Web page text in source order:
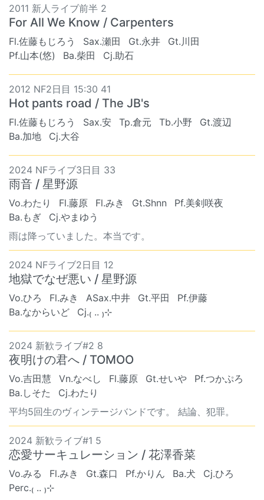
2011 新人ライブ前半 2
For All We Know / Carpenters
Fl.佐藤もじろう Sax.瀬田 Gt.永井
Gt.川田
Pf.山本(悠)
Ba.柴田 Cj.助石
2012 NF2日目 15:30 41
Hot pants road / The JB's
Fl.佐藤もじろう Sax.安 Tp.倉元 Tb.小野
Gt.渡辺
Ba.加地
Cj.大谷
2024 NFライブ3日目 33
雨音 / 星野源
Vo.わたり Fl.藤原 Fl.みき Gt.Shnn
Pf.美剣咲夜
Ba.もぎ
Cj.やまゆう
雨は降っていました。本当です。
2024 NFライブ2日目 12
地獄でなぜ悪い / 星野源
Vo.ひろ Fl.みき ASax.中井 Gt.平田
Pf.伊藤
Ba.なからいど
Cj.₍ .. ₎⊹
2024 新歓ライブ#2 8
夜明けの君へ / TOMOO
Vo.吉田慧 Vn.なべし Fl.藤原 Gt.せいや
Pf.つかぷろ
Ba.しそた
Cj.わたり
平均5回生のヴィンテージバンドです。 結論、犯罪。
2024 新歓ライブ#1 5
恋愛サーキュレーション / 花澤香菜
Vo.みる Fl.みき Gt.森口 Pf.かりん Ba.犬
Cj.ひろ
Perc.₍ .. ₎⊹